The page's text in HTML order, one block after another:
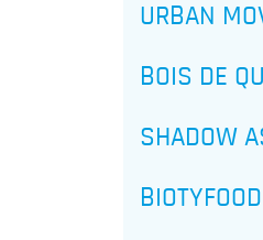
URBAN
BOIS DE
SHADOW
BIOTYFOOD